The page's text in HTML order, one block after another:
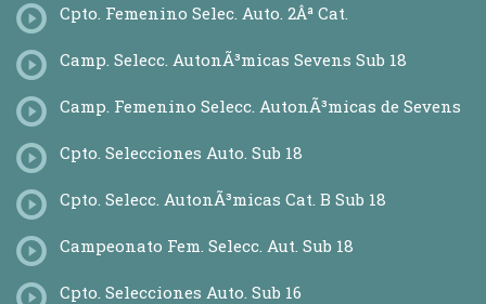
Cpto. Femenino Selec. Auto. 2Âª Cat.
Camp. Selecc. AutonÃ³micas Sevens Sub 18
Camp. Femenino Selecc. AutonÃ³micas de Sevens
Cpto. Selecciones Auto. Sub 18
Cpto. Selecc. AutonÃ³micas Cat. B Sub 18
Campeonato Fem. Selecc. Aut. Sub 18
Cpto. Selecciones Auto. Sub 16